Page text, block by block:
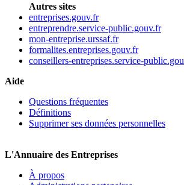
Autres sites
entreprises.gouv.fr
entreprendre.service-public.gouv.fr
mon-entreprise.urssaf.fr
formalites.entreprises.gouv.fr
conseillers-entreprises.service-
Aide
Questions fréquentes
Définitions
Supprimer ses données personnelles
L'Annuaire des Entreprises
À propos